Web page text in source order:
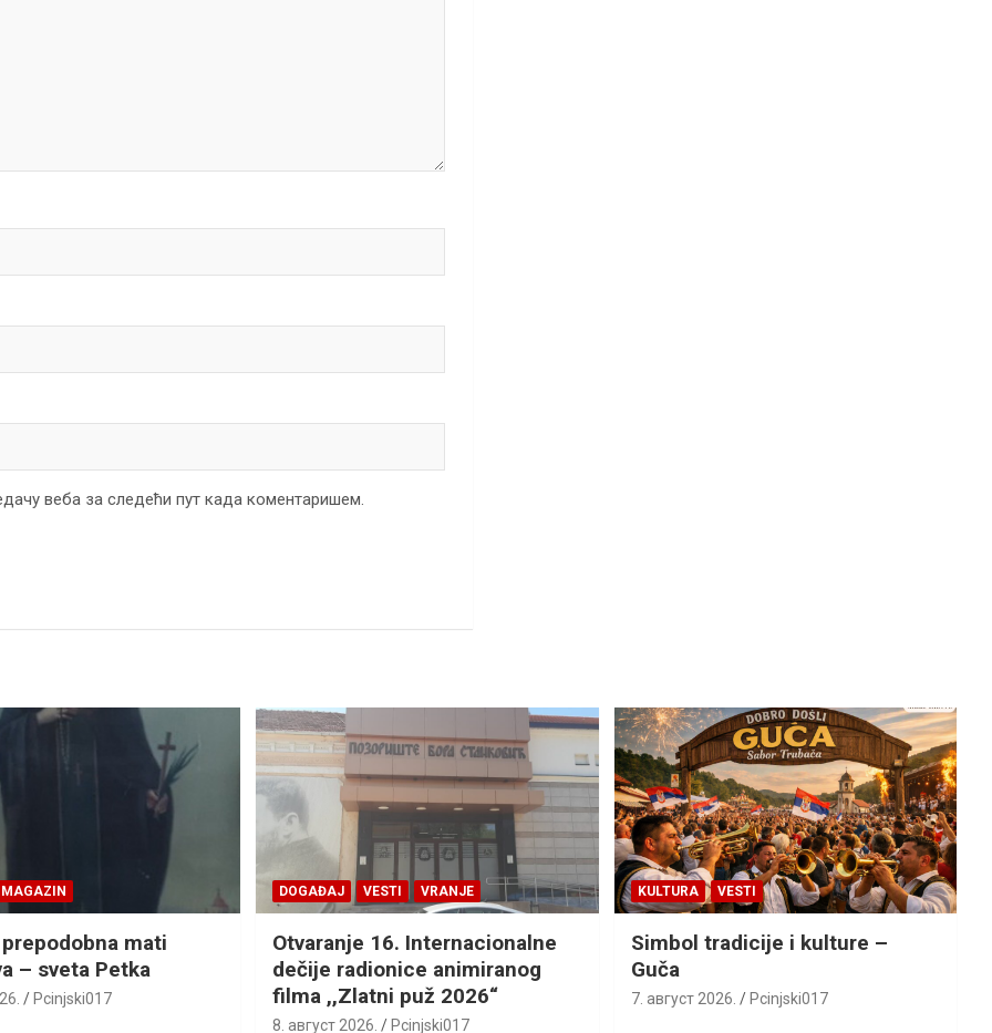
веба за следећи пут када коментаришем.
MAGAZIN
mati
– sveta Petka
Pcinjski017
DOGAĐAJ VESTI VRANJE
Otvaranje 16. Internacionalne
dečije radionice animiranog
filma ,,Zlatni puž 2026“
8. август 2026. Pcinjski017
KULTURA VESTI
Simbol tradicije i kulture –
Guča
7. август 2026. Pcinjski017